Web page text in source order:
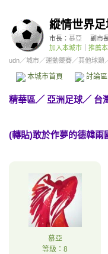
縱情世界足
市長： 慕亞
副市
加入本城市
推薦
udn／城市／運動競賽／其他球類
本城市首頁 討論區
精華區／ 亞洲足球／ 台
(轉貼)敢於作夢的德韓兩
慕亞
等級：8